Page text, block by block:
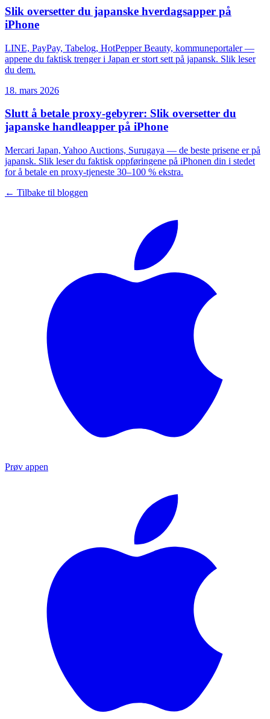
Slik oversetter du japanske hverdagsapper på
iPhone
LINE, PayPay, Tabelog, HotPepper Beauty, kommuneportaler —
appene du faktisk trenger i Japan er stort sett på japansk. Slik leser
du dem.
18. mars 2026
Slutt å betale proxy-gebyrer: Slik oversetter du
japanske handleapper på iPhone
Mercari Japan, Yahoo Auctions, Surugaya — de beste prisene er på
japansk. Slik leser du faktisk oppføringene på iPhonen din i stedet
for å betale en proxy-tjeneste 30–100 % ekstra.
← Tilbake til bloggen
Prøv appen